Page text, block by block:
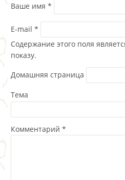
Ваше имя *
E-mail *
Содержание этого поля
показу.
Домашняя страница
Тема
Комментарий *